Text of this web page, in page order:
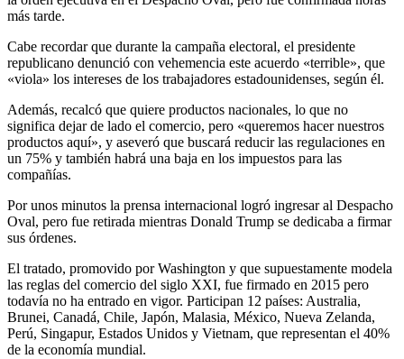
más tarde.
Cabe recordar que durante la campaña electoral, el presidente
republicano denunció con vehemencia este acuerdo «terrible», que
«viola» los intereses de los trabajadores estadounidenses, según él.
Además, recalcó que quiere productos nacionales, lo que no
significa dejar de lado el comercio, pero «queremos hacer nuestros
productos aquí», y aseveró que buscará reducir las regulaciones en
un 75% y también habrá una baja en los impuestos para las
compañías.
Por unos minutos la prensa internacional logró ingresar al Despacho
Oval, pero fue retirada mientras Donald Trump se dedicaba a firmar
sus órdenes.
El tratado, promovido por Washington y que supuestamente modela
las reglas del comercio del siglo XXI, fue firmado en 2015 pero
todavía no ha entrado en vigor. Participan 12 países: Australia,
Brunei, Canadá, Chile, Japón, Malasia, México, Nueva Zelanda,
Perú, Singapur, Estados Unidos y Vietnam, que representan el 40%
de la economía mundial.